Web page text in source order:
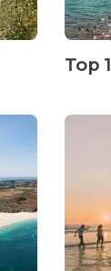
Top